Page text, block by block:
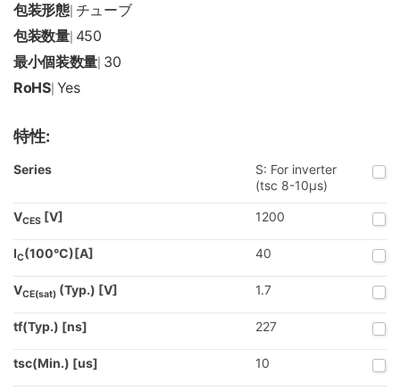
包装形態| チューブ
包装数量| 450
最小個装数量 30
RoHS| Yes
特性:
Series
S: For inverter
(tsc 8-10µs)
VCES [V] 1200
IC(100°C)[A] 40
VCE(sat) (Typ.) [V] 1.7
tf(Typ.) [ns] 227
tsc(Min.) [us] 10